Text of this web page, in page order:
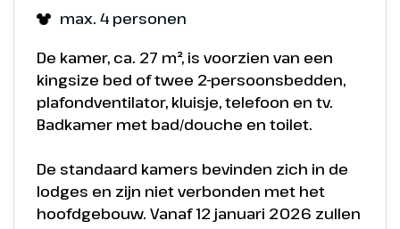
max. 4 personen
De kamer, ca. 27 m², is voorzien van een
kingsize bed of twee 2-persoonsbedden,
plafondventilator, kluisje, telefoon en tv.
Badkamer met bad/douche en toilet.
De standaard kamers bevinden zich in de
lodges en zijn niet verbonden met het
hoofdgebouw. Vanaf 12 januari 2026 zullen
Een voorproefje van het Disneyland Park in Parijs
sprookjes, avonturen en vrolijke Disney magie die
je te wachten staat.
Foto's
Foto's
Voorproefje van de magie in Disney Adventure
World